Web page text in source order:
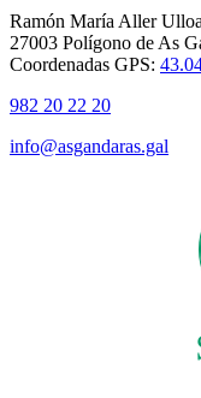
Ramón María Aller
27003 Polígono de As
Coordenadas GPS:
982 20 22 20
info@asgandaras.gal